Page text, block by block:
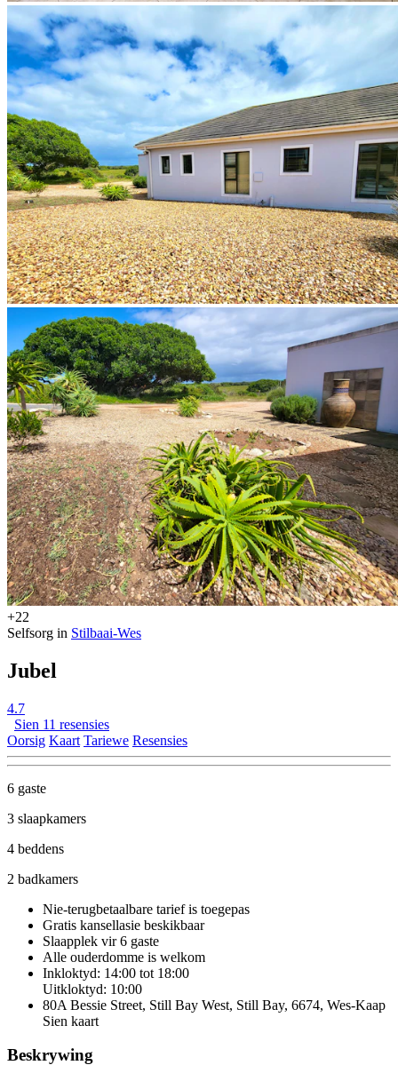
+22
Selfsorg in Stilbaai-Wes
Jubel
4.7
Sien 11 resensies
Oorsig Kaart Tariewe Resensies
6 gaste
3 slaapkamers
4 beddens
2 badkamers
Nie-terugbetaalbare tarief is toegepas
Gratis kansellasie beskikbaar
Slaapplek vir 6 gaste
Alle ouderdomme is welkom
Inkloktyd: 14:00 tot 18:00
Uitkloktyd: 10:00
80A Bessie Street, Still Bay West, Still Bay, 6674, Wes-Kaap
Sien kaart
Beskrywing